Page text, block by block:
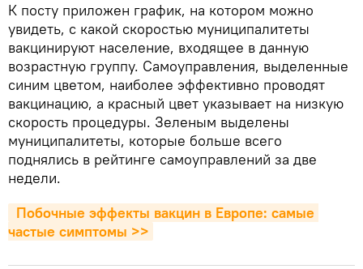
К посту приложен график, на котором можно
увидеть, с какой скоростью муниципалитеты
вакцинируют население, входящее в данную
возрастную группу. Самоуправления, выделенные
синим цветом, наиболее эффективно проводят
вакцинацию, а красный цвет указывает на низкую
скорость процедуры. Зеленым выделены
муниципалитеты, которые больше всего
поднялись в рейтинге самоуправлений за две
недели.
частые симптомы >>